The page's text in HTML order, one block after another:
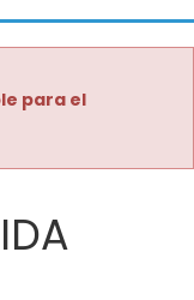
para el